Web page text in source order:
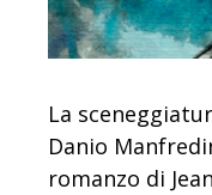
La
Danio
romanzo di